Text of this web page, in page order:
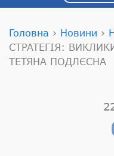
Головна › Новини ›
СТРАТЕГІЯ:
ТЕТЯНА ПОДЛЄСНА